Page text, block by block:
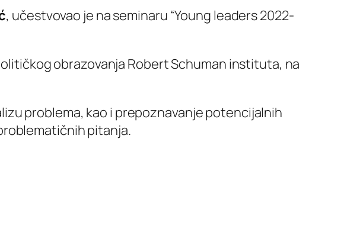
, učestvovao je na seminaru “Young leaders 2022-
obrazovanja Robert Schuman instituta, na
problema, kao i prepoznavanje potencijalnih
pitanja.